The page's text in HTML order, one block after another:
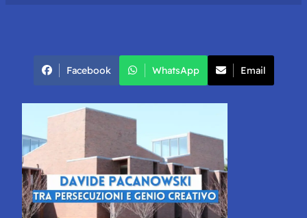
Facebook WhatsApp Email